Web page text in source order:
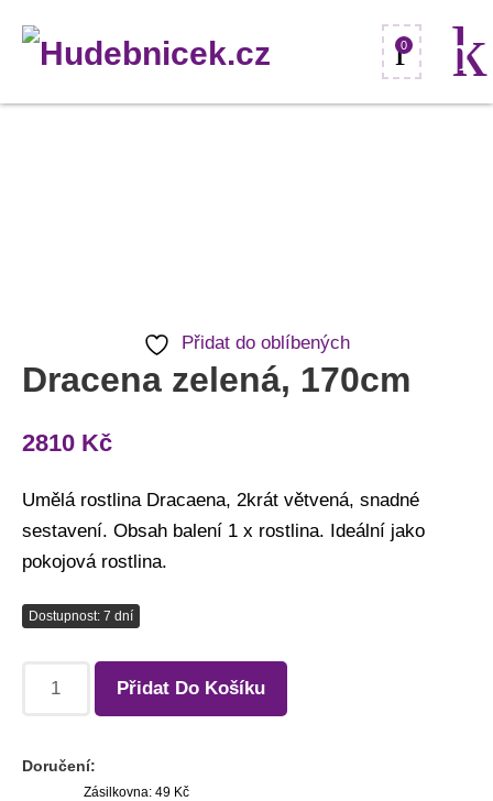
0
Přidat do oblíbených
Dracena zelená, 170cm
2810 Kč
Umělá rostlina Dracaena, 2krát větvená, snadné
sestavení. Obsah balení 1 x rostlina. Ideální jako
pokojová rostlina.
Dostupnost: 7 dní
Přidat Do Košíku
Doručení:
Zásilkovna: 49 Kč